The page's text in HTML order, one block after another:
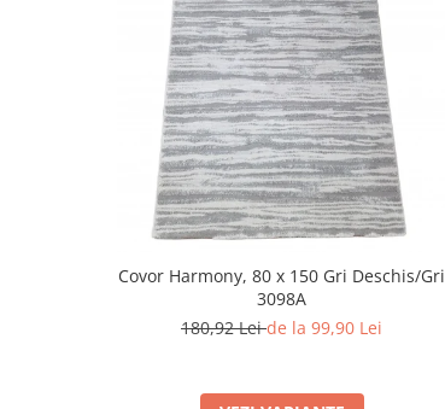
Covor Harmony, 80 x 150 Gri Deschis/Gri
3098A
180,92 Leide la 99,90 Lei